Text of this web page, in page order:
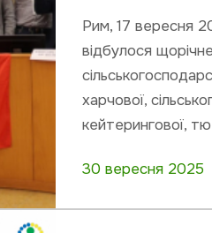
Рим, 17 вересня
відбулося
харчової,
кейтерингової,
30 вересня 2025